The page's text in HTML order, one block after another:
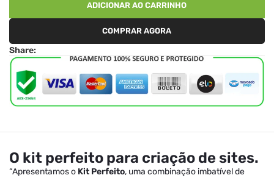
ADICIONAR AO CARRINHO
COMPRAR AGORA
Share:
O kit perfeito para criação de sites.
“Apresentamos o Kit Perfeito, uma combinação imbatível de